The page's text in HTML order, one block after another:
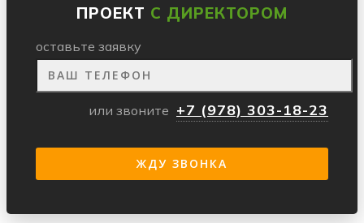
ПРОЕКТ С ДИРЕКТОРОМ
оставьте заявку
или звоните +7 (978) 303-18-23